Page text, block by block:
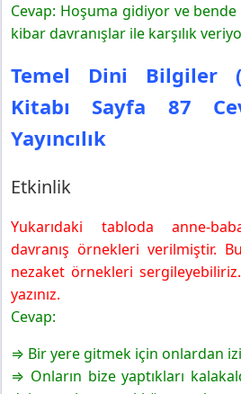
Cevap: Hoşuma gidiyor ve bende
kibar davranışlar ile karşılık
Temel Dini Bilgiler
Kitabı Sayfa 87
Yayıncılık
Etkinlik
Yukarıdaki tabloda anne-
davranış örnekleri verilmiştir.
nezaket örnekleri
yazınız.
Cevap:
⇒ Bir yere gitmek için onlardan
⇒ Onların bize yaptıkları